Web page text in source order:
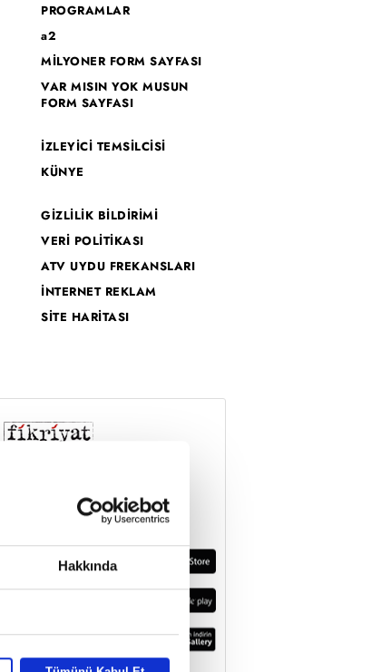
Hakkında
PROGRAMLAR
a2
MİLYONER FORM SAYFASI
VAR MISIN YOK MUSUN
FORM SAYFASI
İZLEYİCİ TEMSİLCİSİ
KÜNYE
GİZLİLİK BİLDİRİMİ
VERİ POLİTİKASI
ATV UYDU FREKANSLARI
İNTERNET REKLAM
SİTE HARİTASI